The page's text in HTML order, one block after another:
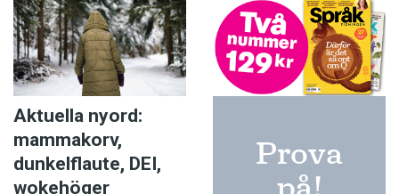
Aktuella nyord:
mammakorv,
dunkelflaute, DEI,
wokehöger
Prova